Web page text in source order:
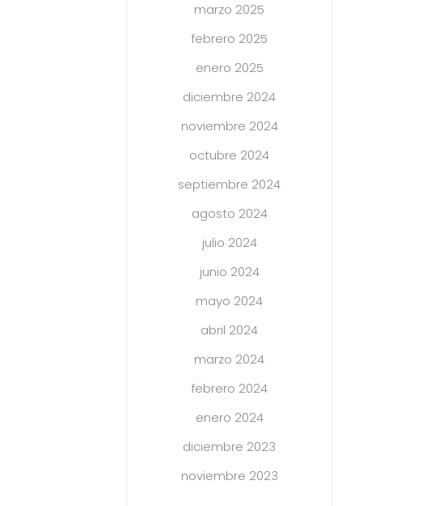
marzo 2025
febrero 2025
enero 2025
diciembre 2024
noviembre 2024
octubre 2024
septiembre 2024
agosto 2024
julio 2024
junio 2024
mayo 2024
abril 2024
marzo 2024
febrero 2024
enero 2024
diciembre 2023
noviembre 2023